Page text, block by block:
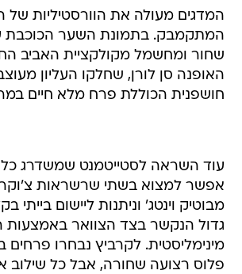
המדגים מעולה את הוורסטיליות של
המתקמבק. בתמונת השער הכוכבת
שחור ומחשמל מקולקציית האביב
האופנה סן לורן, שחלקו העליון
חושפנית הכוללת פרח מלא חיים
עוד השראה לסטייטמנט שמשדרג כל
אפשר למצוא בשתי שרשראות
מבוטיק וינטג' וניתנות ליישום בייתי
גדול הנקשר בצד הצוואר באמצעות
מינימליסטית. לקרביץ נבחרו פרחים
פלוס רצועה שחורה, אבל כל שילוב